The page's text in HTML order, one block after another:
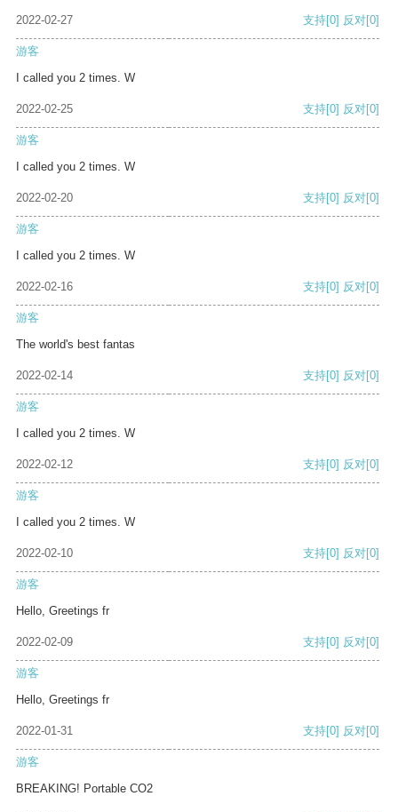
2022-02-27 支持[0] 反对[0]
游客
I called you 2 times. W
2022-02-25 支持[0] 反对[0]
游客
I called you 2 times. W
2022-02-20 支持[0] 反对[0]
游客
I called you 2 times. W
2022-02-16 支持[0] 反对[0]
游客
The world's best fantas
2022-02-14 支持[0] 反对[0]
游客
I called you 2 times. W
2022-02-12 支持[0] 反对[0]
游客
I called you 2 times. W
2022-02-10 支持[0] 反对[0]
游客
Hello, Greetings fr
2022-02-09 支持[0] 反对[0]
游客
Hello, Greetings fr
2022-01-31 支持[0] 反对[0]
游客
BREAKING! Portable CO2